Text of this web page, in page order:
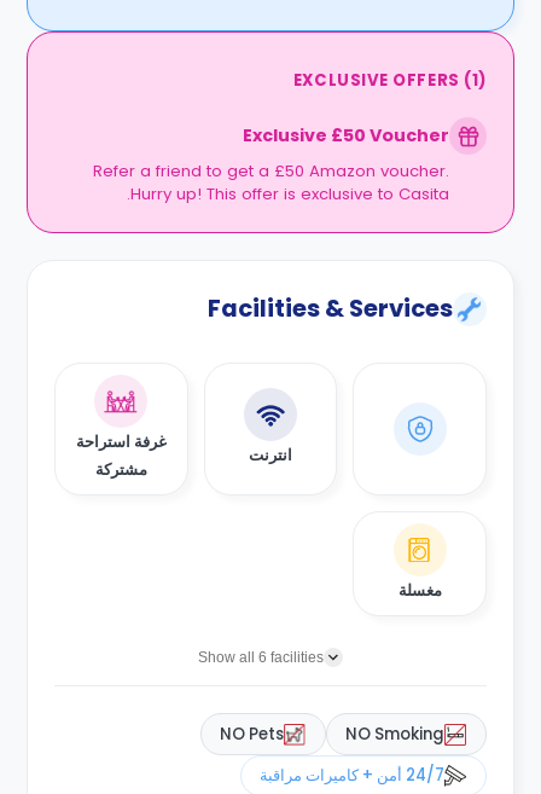
EXCLUSIVE OFFERS (1)
Exclusive £50 Voucher
Refer a friend to get a £50 Amazon voucher.
Hurry up! This offer is exclusive to Casita.
Facilities & Services
انترنت
غرفة استراحة
مشتركة
مغسلة
Show all 6 facilities
NO Smoking
NO Pets
24/7 أمن + كاميرات مراقبة